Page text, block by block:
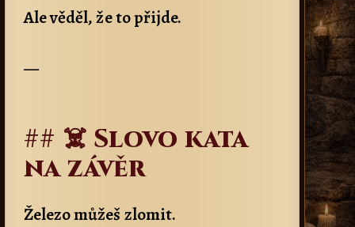
Ale věděl, že to přijde.
—
## ☠️ Slovo kata
na závěr
Železo můžeš zlomit.